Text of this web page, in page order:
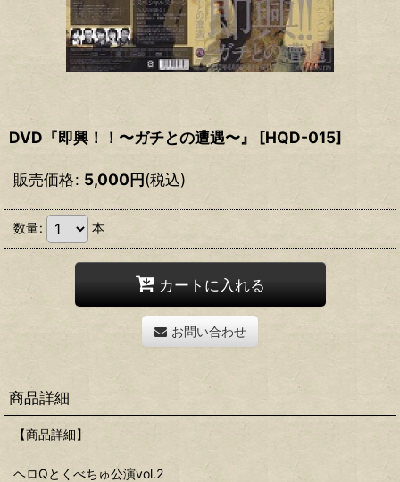
DVD『即興！！〜ガチとの遭遇〜』 [HQD-015]
販売価格: 5,000円(税込)
数量: 本
カートに入れる
お問い合わせ
商品詳細
【商品詳細】
ヘロQとくべちゅ公演vol.2